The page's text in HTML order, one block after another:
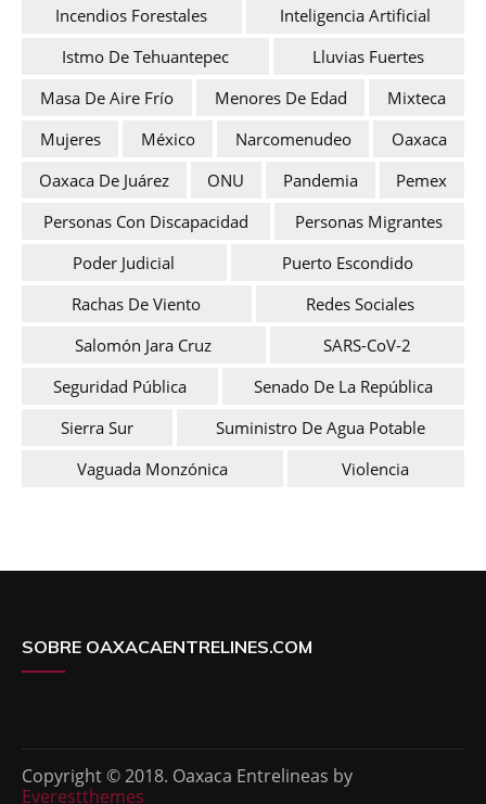
Incendios Forestales
Inteligencia Artificial
Istmo De Tehuantepec
Lluvias Fuertes
Masa De Aire Frío
Menores De Edad
Mixteca
Mujeres
México Narcomenudeo
Oaxaca
Oaxaca De Juárez
ONU Pandemia
Pemex
Personas Con Discapacidad
Personas Migrantes
Poder Judicial
Puerto Escondido
Rachas De Viento
Redes Sociales
Salomón Jara Cruz
SARS-CoV-2
Seguridad Pública
Senado De La República
Sierra Sur
Suministro De Agua Potable
Vaguada Monzónica
Violencia
SOBRE OAXACAENTRELINES.COM
Copyright © 2018. Oaxaca Entrelineas by
Everestthemes